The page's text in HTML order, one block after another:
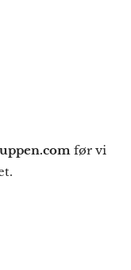
før vi